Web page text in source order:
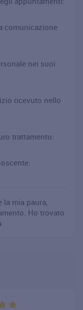
comunicazione
nei suoi
ricevuto nello
trattamento:
la mia paura,
Ho trovato